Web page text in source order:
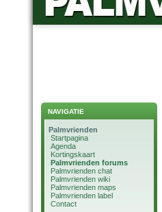
NAVIGATIE
Palmvrienden
Startpagina
Agenda
Kortingskaart
Palmvrienden forums
Palmvrienden chat
Palmvrienden wiki
Palmvrienden maps
Palmvrienden label
Contact